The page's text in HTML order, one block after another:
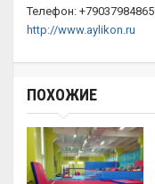
Телефон: +79037984865
http://www.aylikon.ru
ПОХОЖИЕ